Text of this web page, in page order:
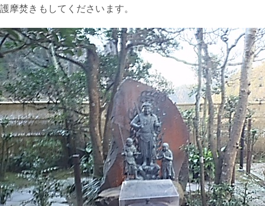
護摩焚きもしてくださいます。